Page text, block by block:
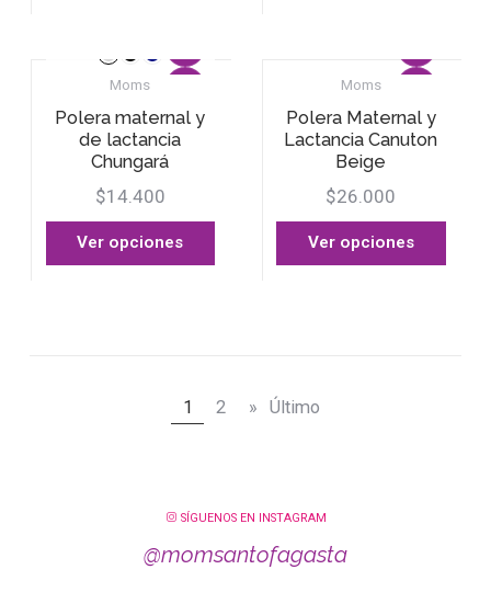
Moms
Polera maternal y
de lactancia
Chungará
$14.400
Ver opciones
Moms
Polera Maternal y
Lactancia Canuton
Beige
$26.000
Ver opciones
1 2 » Último
SÍGUENOS EN INSTAGRAM
@momsantofagasta